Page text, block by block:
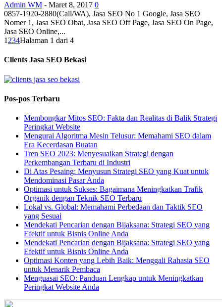
Admin WM - Maret 8, 2017 0
0857-1920-2880(Call/WA), Jasa SEO No 1 Google, Jasa SEO
Nomer 1, Jasa SEO Obat, Jasa SEO Off Page, Jasa SEO On Page,
Jasa SEO Online,...
1 234Halaman 1 dari 4
Clients Jasa SEO Bekasi
Pos-pos Terbaru
Membongkar Mitos SEO: Fakta dan Realitas di Balik Strategi
Peringkat Website
Mengurai Algoritma Mesin Telusur: Memahami SEO dalam
Era Kecerdasan Buatan
Tren SEO 2023: Menyesuaikan Strategi dengan
Perkembangan Terbaru di Industri
Di Atas Pesaing: Menyusun Strategi SEO yang Kuat untuk
Mendominasi Pasar Anda
Optimasi untuk Sukses: Bagaimana Meningkatkan Trafik
Organik dengan Teknik SEO Terbaru
Lokal vs. Global: Memahami Perbedaan dan Taktik SEO
yang Sesuai
Mendekati Pencarian dengan Bijaksana: Strategi SEO yang
Efektif untuk Bisnis Online Anda
Mendekati Pencarian dengan Bijaksana: Strategi SEO yang
Efektif untuk Bisnis Online Anda
Optimasi Konten yang Lebih Baik: Menggali Rahasia SEO
untuk Menarik Pembaca
Menguasai SEO: Panduan Lengkap untuk Meningkatkan
Peringkat Website Anda